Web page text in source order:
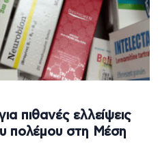
πιθανές ελλείψεις
πολέμου στη Μέση